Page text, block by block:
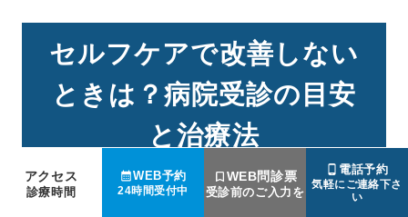
セルフケアで改善しない
ときは？病院受診の目安
と治療法
アクセス
診療時間
WEB予約
24時間受付中
WEB問診票
受診前のご入力を
電話予約
気軽にご連絡下さ
い